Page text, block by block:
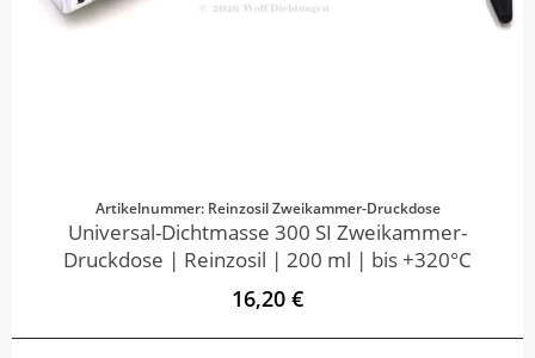
Artikelnummer: Reinzosil Zweikammer-Druckdose
Universal-Dichtmasse 300 SI Zweikammer-
Druckdose | Reinzosil | 200 ml | bis +320°C
16,20 €